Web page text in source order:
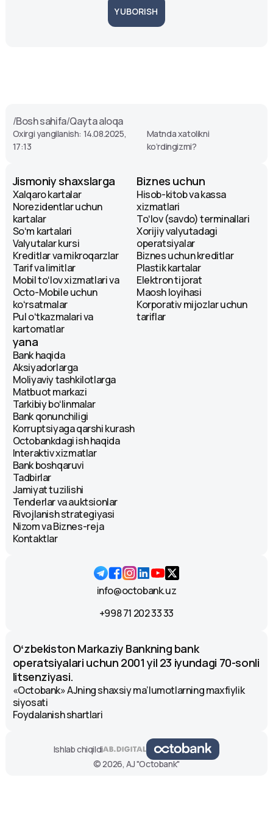
YUBORISH
/Bosh sahifa/Qayta aloqa
Oxirgi yangilanish: 14.08.2025,
17:13
Matnda xatolikni
ko‘rdingizmi?
Jismoniy shaxslarga
Xalqaro kartalar
Norezidentlar uchun
kartalar
Soʻm kartalari
Valyutalar kursi
Kreditlar va mikroqarzlar
Tarif va limitlar
Mobil toʻlov xizmatlari va
Octo-Mobile uchun
koʻrsatmalar
Pul oʻtkazmalari va
kartomatlar
Biznes uchun
Hisob-kitob va kassa
xizmatlari
Toʻlov (savdo) terminallari
Xorijiy valyutadagi
operatsiyalar
Biznes uchun kreditlar
Plastik kartalar
Elektron tijorat
Maosh loyihasi
Korporativ mijozlar uchun
tariflar
yana
Bank haqida
Aksiyadorlarga
Moliyaviy tashkilotlarga
Matbuot markazi
Tarkibiy boʻlinmalar
Bank qonunchiligi
Korruptsiyaga qarshi kurash
Octobankdagi ish haqida
Interaktiv xizmatlar
Bank boshqaruvi
Tadbirlar
Jamiyat tuzilishi
Tenderlar va auktsionlar
Rivojlanish strategiyasi
Nizom va Biznes-reja
Kontaktlar
info@octobank.uz
+998 71 202 33 33
Oʻzbekiston Markaziy Bankning bank
operatsiyalari uchun 2001 yil 23 iyundagi 70-sonli
litsenziyasi.
«Octobank» AJning shaxsiy ma’lumotlarning maxfiylik
siyosati
Foydalanish shartlari
Ishlab chiqildi
© 2026, AJ "Octobank"